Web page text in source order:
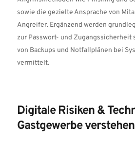
sowie die gezielte Ansprache von
Angreifer. Ergänzend werden
zur Passwort- und Zugangssicherheit
von Backups und Notfallplänen bei
vermittelt.
Digitale Risiken &
Gastgewerbe verstehen